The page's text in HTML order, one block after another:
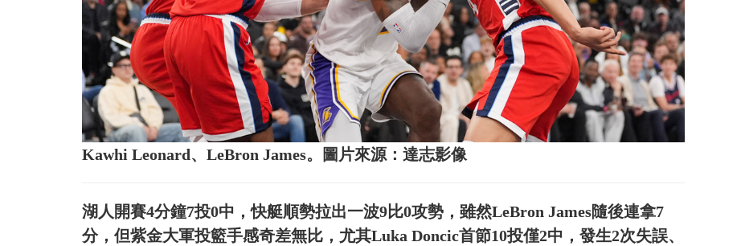
Kawhi Leonard、LeBron James。圖片來源：達志影像
湖人開賽4分鐘7投0中，快艇順勢拉出一波9比0攻勢，雖然LeBron James隨後連拿7
分，但紫金大軍投籃手感奇差無比，尤其Luka Doncic首節10投僅2中，發生2次失誤、